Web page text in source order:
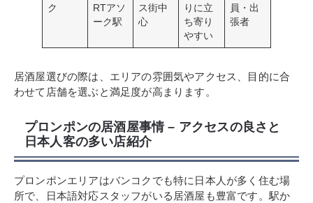
ク
RTアソ
ーク駅
ス街中
心
りに立
ち寄り
やすい
員・出
張者
居酒屋選びの際は、エリアの雰囲気やアクセス、目的に合
わせて店舗を選ぶと満足度が高まります。
プロンポンの居酒屋事情 – アクセスの良さと
日本人客の多い店紹介
プロンポンエリアはバンコクでも特に日本人が多く住む場
所で、日本語対応スタッフがいる居酒屋も豊富です。駅か